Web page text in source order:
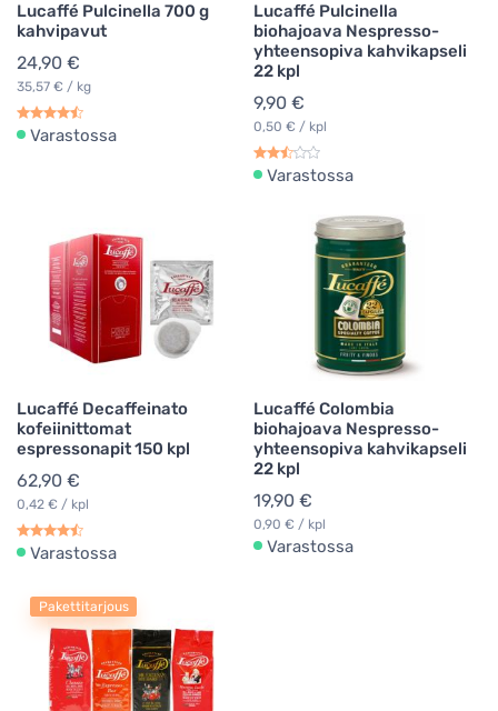
Lucaffé Pulcinella 700 g
kahvipavut
24,90 €
35,57 € / kg
Varastossa
Lucaffé Pulcinella
biohajoava Nespresso-
yhteensopiva kahvikapseli
22 kpl
9,90 €
0,50 € / kpl
Varastossa
Lucaffé Decaffeinato
kofeiinittomat
espressonapit 150 kpl
62,90 €
0,42 € / kpl
Varastossa
Lucaffé Colombia
biohajoava Nespresso-
yhteensopiva kahvikapseli
22 kpl
19,90 €
0,90 € / kpl
Varastossa
Pakettitarjous